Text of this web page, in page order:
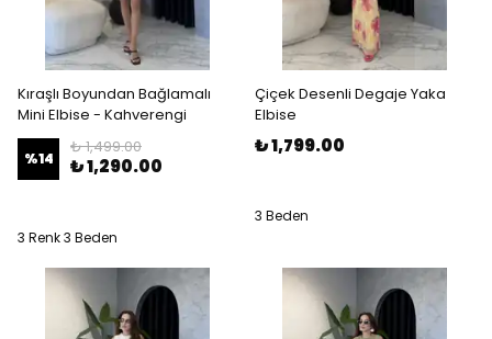
Kıraşlı Boyundan Bağlamalı
Mini Elbise - Kahverengi
%14
₺ 1,499.00
₺ 1,290.00
3 Renk 3 Beden
Çiçek Desenli Degaje Yaka
Elbise
₺ 1,799.00
3 Beden